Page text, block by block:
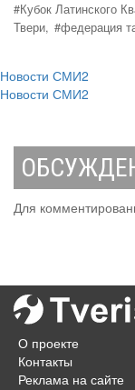
#Кубок Латинского
Твери, #федерация
Новости СМИ2
Новости СМИ2
Для
О проекте
Контакты
Реклама на сайте